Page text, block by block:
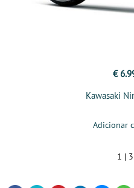
€
Kawasaki
Adicionar
1 | 3